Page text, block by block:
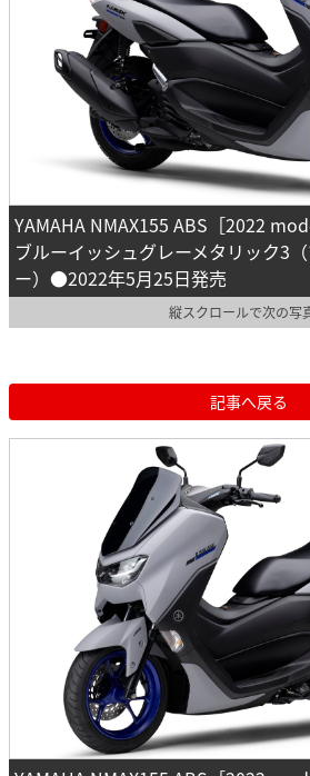
YAMAHA NMAX155 ABS［2022
ブルーイッシュグレーメタリック3
ー）●2022年5月25日発売
縦スクロールで次の写
記事へ戻る